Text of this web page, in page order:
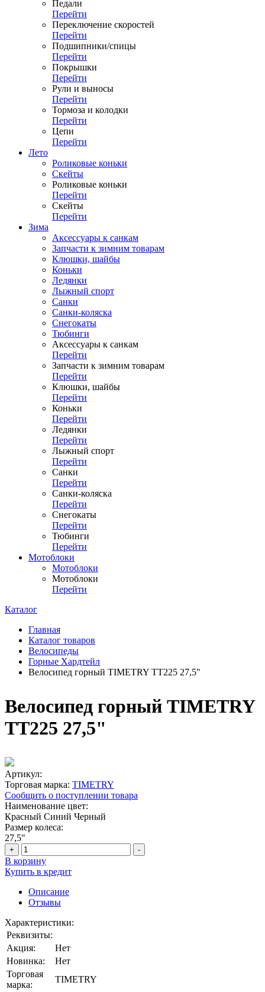
Педали
Перейти
Переключение скоростей
Перейти
Подшипники/спицы
Перейти
Покрышки
Перейти
Рули и выносы
Перейти
Тормоза и колодки
Перейти
Цепи
Перейти
Лето
Роликовые коньки
Скейты
Роликовые коньки
Перейти
Скейты
Перейти
Зима
Аксессуары к санкам
Запчасти к зимним товарам
Клюшки, шайбы
Коньки
Ледянки
Лыжный спорт
Санки
Санки-коляска
Снегокаты
Тюбинги
Аксессуары к санкам
Перейти
Запчасти к зимним товарам
Перейти
Клюшки, шайбы
Перейти
Коньки
Перейти
Ледянки
Перейти
Лыжный спорт
Перейти
Санки
Перейти
Санки-коляска
Перейти
Снегокаты
Перейти
Тюбинги
Перейти
Мотоблоки
Мотоблоки
Мотоблоки
Перейти
Каталог
Главная
Каталог товаров
Велосипеды
Горные Хардтейл
Велосипед горный TIMETRY TT225 27,5"
Велосипед горный TIMETRY
TT225 27,5"
Артикул:
Торговая марка: TIMETRY
Сообщить о поступлении товара
Наименование цвет:
Красный Синий Черный
Размер колеса:
27,5"
+ -
В корзину
Купить в кредит
Описание
Отзывы
Характеристики:
Реквизиты:
Акция:
Нет
Новинка:
Нет
Торговая
марка:
TIMETRY